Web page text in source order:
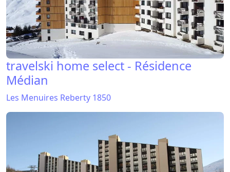
travelski home select - Résidence
Médian
Les Menuires Reberty 1850